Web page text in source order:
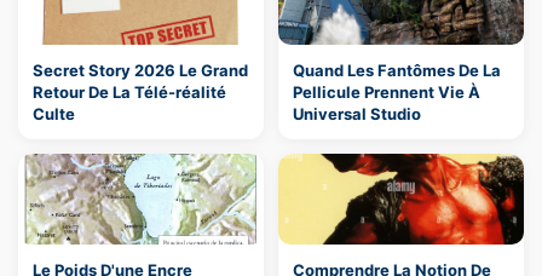
Secret Story 2026 Le Grand
Retour De La Télé-réalité
Culte
Quand Les Fantômes De La
Pellicule Prennent Vie À
Universal Studio
Le Poids D'une Encre Comprendre La Notion De